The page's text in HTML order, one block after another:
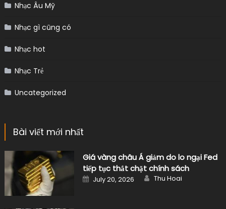
Nhạc Âu Mỹ
Nhạc gì cũng có
Nhạc hot
Nhạc Trẻ
Uncategorized
Bài viết mới nhất
Giá vàng châu Á giảm do lo ngại Fed
tiếp tục thắt chặt chính sách
Posted
on
July 20, 2026 Author
Thu Hoai